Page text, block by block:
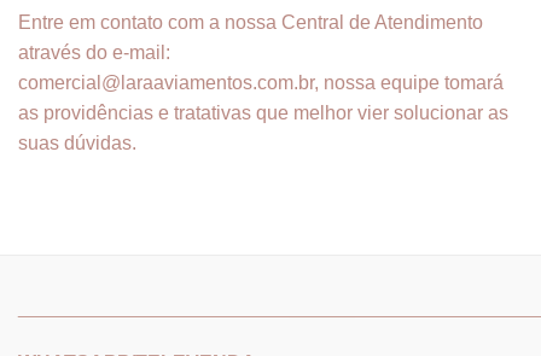
Entre em contato com a nossa Central de Atendimento
através do e-mail:
comercial@laraaviamentos.com.br, nossa equipe tomará
as providências e tratativas que melhor vier solucionar as
suas dúvidas.